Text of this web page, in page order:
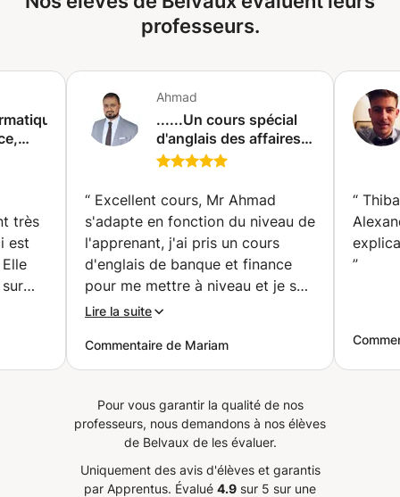
programmation Matlab ou R.
tous que l'anglais devient obligatoire dans les
spécifications d'emploi d'un point de vue mondial. Outre le
interagir avec des personnes partageant les mêmes
intérêts, en plus de la connaissance de la langue locale.
professeurs.
très
est
Ahmad
......Un cours spécial
d'anglais des affaires
(banque et
sur-Alzette)
“ Excellent cours, Mr Ahmad
s'adapte en fonction du niveau de
l'apprenant, j'ai pris un cours
d'englais de banque et finance
pour me mettre à niveau et je suis
impressionnée par son savoir
encadrement de ses apprenants .
Je le recommanderais vivement à
Lire la suite
Commentaire de Mariam
“
”
Pour vous garantir la qualité de nos
professeurs, nous demandons à nos élèves
de Belvaux de les évaluer.
Uniquement des avis d'élèves et garantis
par Apprentus. Évalué 4.9 sur 5 sur une